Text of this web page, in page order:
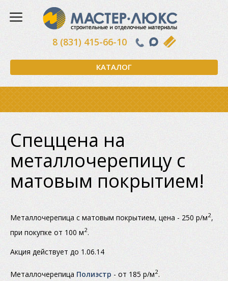
КАТАЛОГ
8 (831) 415-66-10
Спеццена на
металлочерепицу с
матовым покрытием!
Металлочерепица с матовым покрытием, цена - 250 р/м2,
при покупке от 100 м2.
Акция действует до 1.06.14
Металлочерепица Полиэстр - от 185 р/м2.